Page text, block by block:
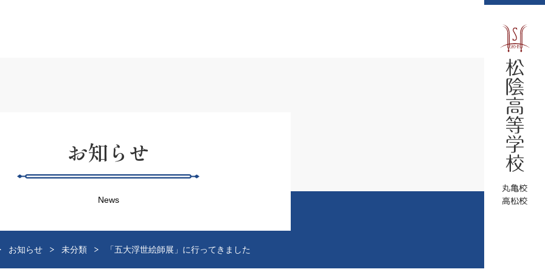
お知らせ
News
お知らせ 未分類 「五大浮世絵師展」に行ってきました